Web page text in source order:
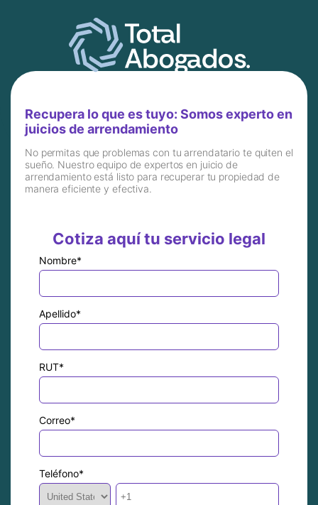
Recupera lo que es tuyo: Somos experto en
juicios de arrendamiento
No permitas que problemas con tu arrendatario te quiten el
sueño. Nuestro equipo de expertos en juicio de
arrendamiento está listo para recuperar tu propiedad de
manera eficiente y efectiva.
Cotiza aquí tu servicio legal
Nombre*
Apellido*
RUT*
Correo*
Teléfono*